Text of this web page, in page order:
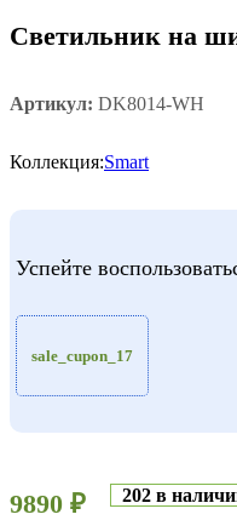
Светильник на
Артикул: DK8014-WH
Коллекция:Smart
Успейте
sale_cupon_17
9890 ₽ 202 в